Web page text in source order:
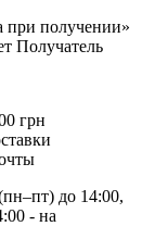
при получении»
Получатель
грн
до 14:00,
- на